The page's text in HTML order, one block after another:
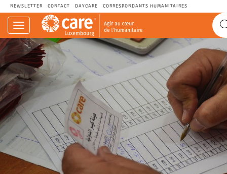
NEWSLETTER CONTACT DAYCARE CORRESPONDANTS HUMANITAIRES
Navigation
einblenden